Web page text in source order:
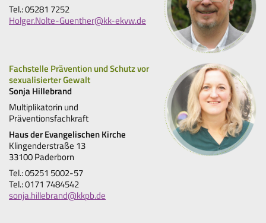
Tel.: 05281 7252
Holger.Nolte-Guenther@kk-ekvw.de
Fachstelle Prävention und Schutz vor
sexualisierter Gewalt
Sonja Hillebrand
Multiplikatorin und
Präventionsfachkraft
Haus der Evangelischen Kirche
Klingenderstraße 13
33100 Paderborn
Tel.: 05251 5002-57
Tel.: 0171 7484542
sonja.hillebrand@kkpb.de